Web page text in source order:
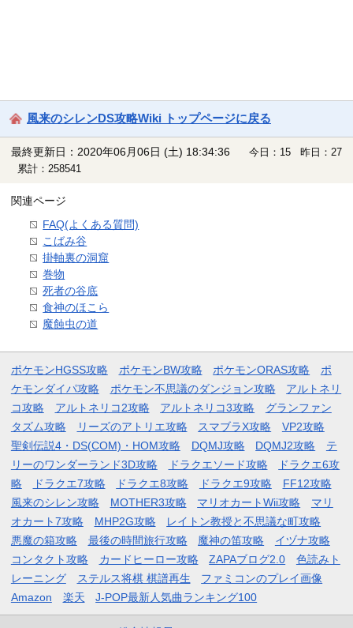
風来のシレンDS攻略Wiki トップページに戻る
最終更新日：2020年06月06日 (土) 18:34:36
今日：15 昨日：27
累計：258541
関連ページ
FAQ(よくある質問)
こばみ谷
掛軸裏の洞窟
巻物
死者の谷底
食神のほこら
魔蝕虫の道
ポケモンHGSS攻略 ポケモンBW攻略 ポケモンORAS攻略
ポ
ケモンダイパ攻略
ポケモン不思議のダンジョン攻略
アルトネリ
コ攻略
アルトネリコ2攻略 アルトネリコ3攻略
グランファン
タズム攻略
リーズのアトリエ攻略 スマブラX攻略
VP2攻略
聖剣伝説4・DS(COM)・HOM攻略
DQMJ攻略 DQMJ2攻略
テ
リーのワンダーランド3D攻略
ドラクエソード攻略
ドラクエ6攻
略
ドラクエ7攻略 ドラクエ8攻略 ドラクエ9攻略
FF12攻略
風来のシレン攻略
MOTHER3攻略 マリオカートWii攻略
マリ
オカート7攻略
MHP2G攻略
レイトン教授と不思議な町攻略
悪魔の箱攻略
最後の時間旅行攻略 魔神の笛攻略
イヅナ攻略
コンタクト攻略
カードヒーロー攻略 ZAPAブログ2.0
色読みト
レーニング
ステルス将棋 棋譜再生
ファミコンのプレイ画像
Amazon
楽天 J-POP最新人気曲ランキング100